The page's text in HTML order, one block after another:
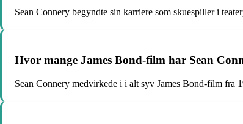
Sean Connery begyndte sin karriere som skuespiller i
Hvor mange James Bond-film har Sean
Sean Connery medvirkede i i alt syv James Bond-film fra